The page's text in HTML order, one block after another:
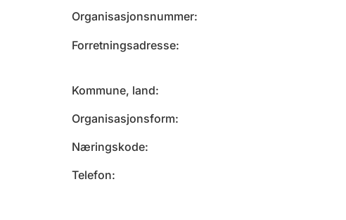
Organisasjonsnummer
Forretningsadresse
Kommune, land
Organisasjonsform
Næringskode
Telefon